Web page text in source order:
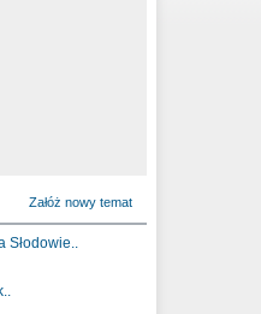
Załóż nowy temat
Słodowie..